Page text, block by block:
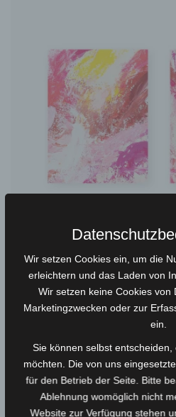
Kunstwerk „Joyful passion“
Wir setzen Cookies ein, um die
erleichtern und das Laden von
Wir setzen keine Cookies von
Marketingzwecken oder zur
ein.
Sie können selbst
möchten. Die von uns
für den Betrieb der Seite. Bitte
Ablehnung womöglich nicht
Website zur Verfügung stehen